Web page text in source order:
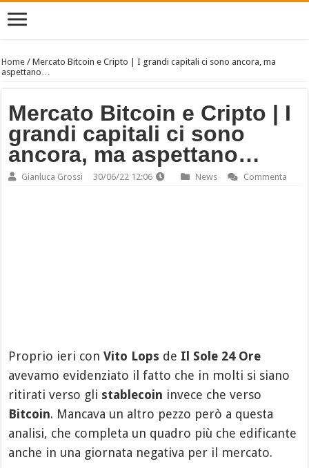
Home /Mercato Bitcoin e Cripto | I grandi capitali ci sono ancora, ma
aspettano…
Mercato Bitcoin e Cripto | I
grandi capitali ci sono
ancora, ma aspettano…
Gianluca Grossi 30/06/22 12:06 News Commenta
Proprio ieri conVito Lops de Il Sole 24 Ore
avevamo evidenziato il fatto che in molti si siano
ritirati verso gli stablecoin invece che verso
Bitcoin. Mancava un altro pezzo però a questa
analisi, che completa un quadro più che edificante
anche in una giornata negativa per il mercato.